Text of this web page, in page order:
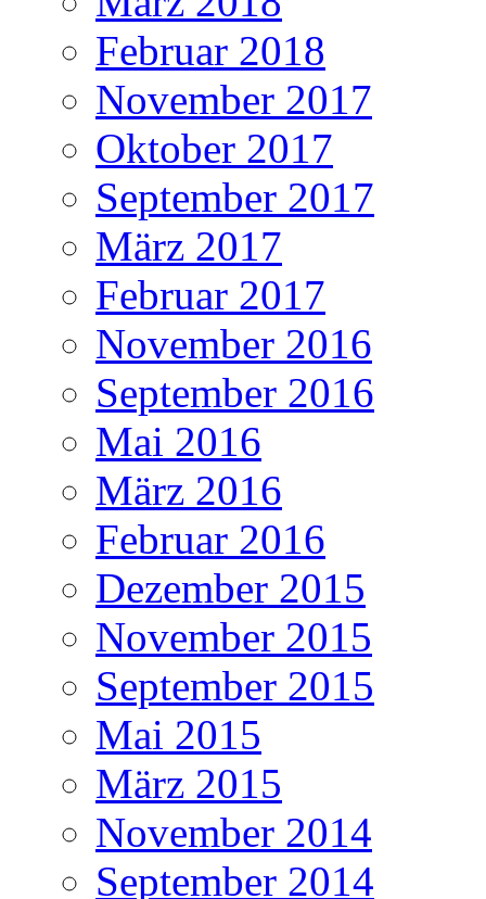
Februar 2018
November 2017
Oktober 2017
September 2017
März 2017
Februar 2017
November 2016
September 2016
Mai 2016
März 2016
Februar 2016
Dezember 2015
November 2015
September 2015
Mai 2015
März 2015
November 2014
September 2014